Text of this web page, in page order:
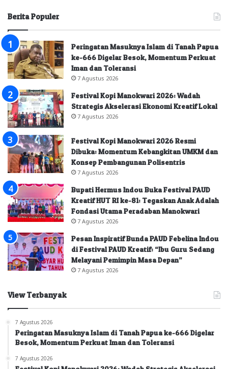
Berita Populer
Peringatan Masuknya Islam di Tanah Papua
ke-666 Digelar Besok, Momentum Perkuat
Iman dan Toleransi
7 Agustus 2026
Festival Kopi Manokwari 2026: Wadah
Strategis Akselerasi Ekonomi Kreatif Lokal
7 Agustus 2026
Festival Kopi Manokwari 2026 Resmi
Dibuka: Momentum Kebangkitan UMKM dan
Konsep Pembangunan Polisentris
7 Agustus 2026
Bupati Hermus Indou Buka Festival PAUD
Kreatif HUT RI ke-81: Tegaskan Anak Adalah
Fondasi Utama Peradaban Manokwari
7 Agustus 2026
Pesan Inspiratif Bunda PAUD Febelina Indou
di Festival PAUD Kreatif: “Ibu Guru Sedang
Melayani Pemimpin Masa Depan”
7 Agustus 2026
View Terbanyak
7 Agustus 2026
Peringatan Masuknya Islam di Tanah Papua ke-666 Digelar
Besok, Momentum Perkuat Iman dan Toleransi
7 Agustus 2026